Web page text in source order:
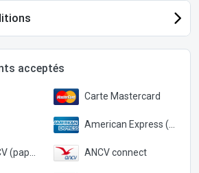
acceptés
Carte Mastercard
American Express (Paypal)
ANCV connect